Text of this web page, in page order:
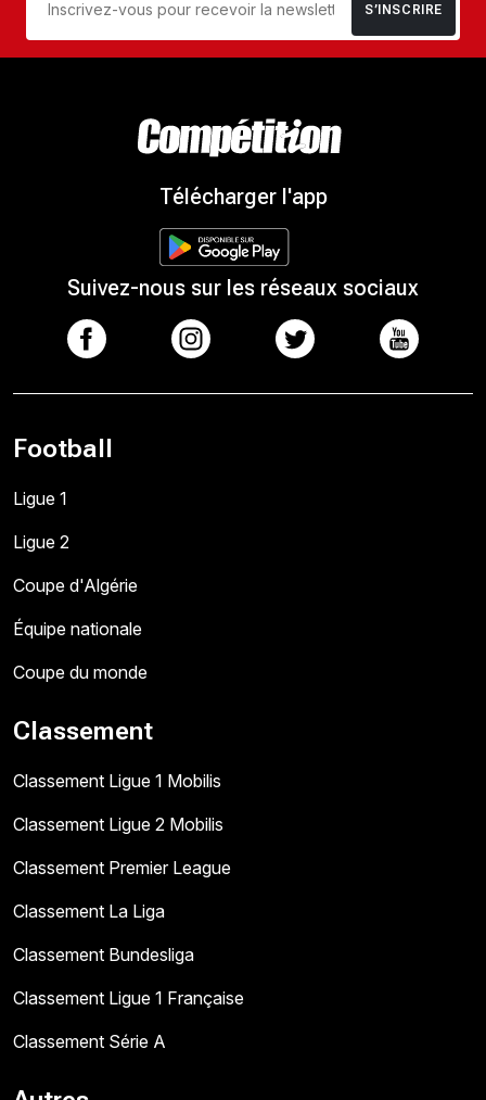
S’INSCRIRE
Télécharger l'app
Suivez-nous sur les réseaux sociaux
Football
Ligue 1
Ligue 2
Coupe d'Algérie
Équipe nationale
Coupe du monde
Classement
Classement Ligue 1 Mobilis
Classement Ligue 2 Mobilis
Classement Premier League
Classement La Liga
Classement Bundesliga
Classement Ligue 1 Française
Classement Série A